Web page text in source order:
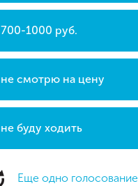
700-1000 руб.
не смотрю на цену
не буду ходить
Еще одно голосование